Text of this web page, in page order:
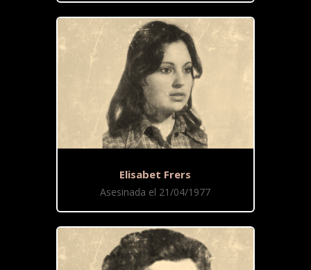
Elisabet Frers
Asesinada el 21/04/1977